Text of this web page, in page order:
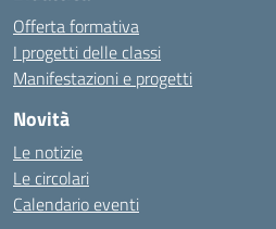
Offerta formativa
I progetti delle classi
Manifestazioni e progetti
Novità
Le notizie
Le circolari
Calendario eventi